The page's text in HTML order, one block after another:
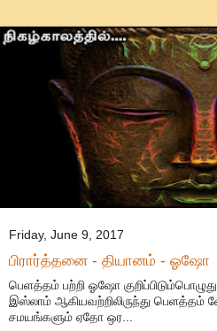
Friday, June 9, 2017
பிரார்த்தனை - தியானம் - ஓஷோ
பெளத்தம் பற்றி ஓஷோ
இஸ்லாம் ஆகியவற்றிலிருந்து பெளத்தம்
சமயங்களும் ஏதோ ஒர...